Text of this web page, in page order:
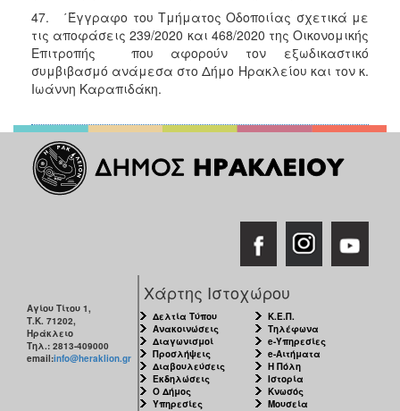
47. ΄Έγγραφο του Τμήματος Οδοποιίας σχετικά με
τις αποφάσεις 239/2020 και 468/2020 της Οικονομικής
Επιτροπής που αφορούν τον εξωδικαστικό
συμβιβασμό ανάμεσα στο Δήμο Ηρακλείου και τον κ.
Ιωάννη Καραπιδάκη.
Αγίου Τίτου 1,
Τ.Κ. 71202,
Ηράκλειο
Τηλ.: 2813-409000
email:info@heraklion.gr
Χάρτης Ιστοχώρου
Δελτία Τύπου
Ανακοινώσεις
Διαγωνισμοί
Προσλήψεις
Διαβουλεύσεις
Εκδηλώσεις
Ο Δήμος
Υπηρεσίες
Κ.Ε.Π.
Τηλέφωνα
e-Υπηρεσίες
e-Αιτήματα
Η Πόλη
Ιστορία
Κνωσός
Μουσεία